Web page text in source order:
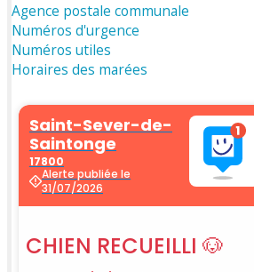
Agence postale communale
Numéros d'urgence
Numéros utiles
Horaires des marées